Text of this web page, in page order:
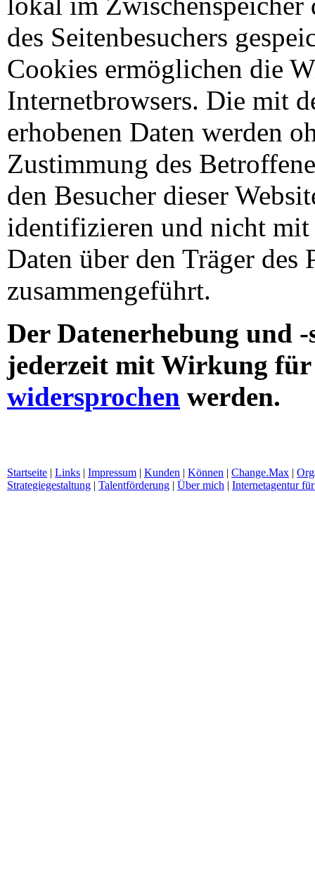
des Seitenbesuchers
Cookies ermöglichen die
Internetbrowsers. Die mit
erhobenen Daten werden
Zustimmung des
den Besucher dieser
identifizieren und nicht mit
Daten über den Träger des
zusammengeführt.
Der Datenerhebung und
jederzeit mit Wirkung
widersprochen werden.
Startseite | Links | Impressum | Kunden | Können | Change.Max |
Strategiegestaltung | Talentförderung | Über mich | Internetagentur